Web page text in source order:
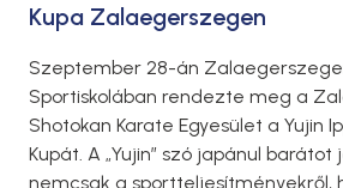
Kupa Zalaegerszegen
Szeptember 28-án
Sportiskolában rendezte meg a
Shotokan Karate Egyesület a Yujin
Kupát. A „Yujin” szó japánul
nemcsak a sportteljesítményekről,